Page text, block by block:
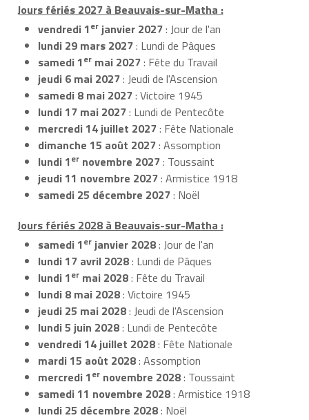
Jours fériés 2027 à Beauvais-sur-Matha :
vendredi 1er janvier 2027: Jour de l'an
lundi 29 mars 2027: Lundi de Pâques
samedi 1er mai 2027: Fête du Travail
jeudi 6 mai 2027: Jeudi de l'Ascension
samedi 8 mai 2027: Victoire 1945
lundi 17 mai 2027: Lundi de Pentecôte
mercredi 14 juillet 2027: Fête Nationale
dimanche 15 août 2027: Assomption
lundi 1er novembre 2027: Toussaint
jeudi 11 novembre 2027: Armistice 1918
samedi 25 décembre 2027: Noël
Jours fériés 2028 à Beauvais-sur-Matha :
samedi 1er janvier 2028: Jour de l'an
lundi 17 avril 2028: Lundi de Pâques
lundi 1er mai 2028: Fête du Travail
lundi 8 mai 2028: Victoire 1945
jeudi 25 mai 2028: Jeudi de l'Ascension
lundi 5 juin 2028: Lundi de Pentecôte
vendredi 14 juillet 2028: Fête Nationale
mardi 15 août 2028: Assomption
mercredi 1er novembre 2028: Toussaint
samedi 11 novembre 2028: Armistice 1918
lundi 25 décembre 2028: Noël